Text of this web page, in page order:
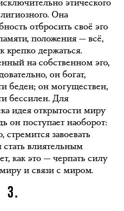
этического
Она
отбросить своё эго
положения — всё,
крепко держаться.
на собственном эго,
он богат,
беден; он могуществен,
бессилен. Для
идея открытости миру
он поступает наоборот:
стремится завоевать
влиятельным
как это — черпать силу
и связи с миром.
3.